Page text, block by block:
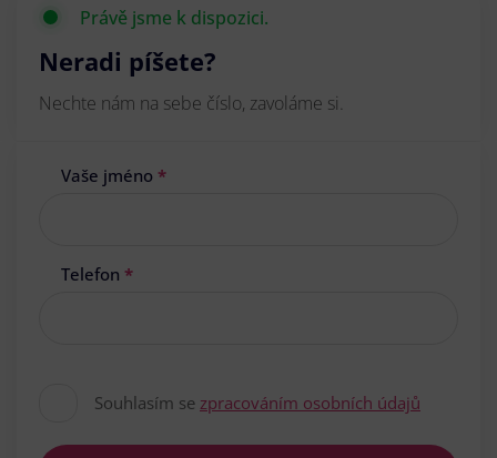
Právě jsme k dispozici.
Neradi píšete?
Nechte nám na sebe číslo, zavoláme si.
Vaše jméno *
Telefon *
Souhlasím se zpracováním osobních údajů